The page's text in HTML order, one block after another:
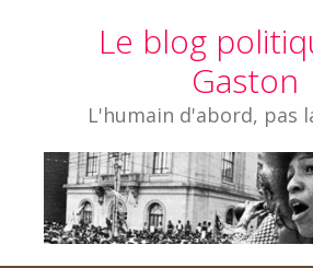
Le blog
Gaston
L'humain d'abord, pas